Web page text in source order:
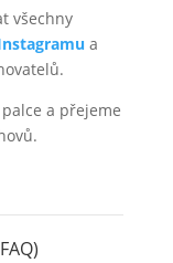
všechny
a
a přejeme